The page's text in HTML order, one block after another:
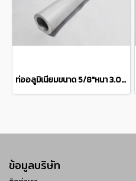
ท่ออลูมิเนียมขนาด 5/8"หนา 3.0มิลเกรด 6063 Aluminum pipe แบ่งขายความยาว 10 เซนติเมตร
ข้อมูลบริษัท